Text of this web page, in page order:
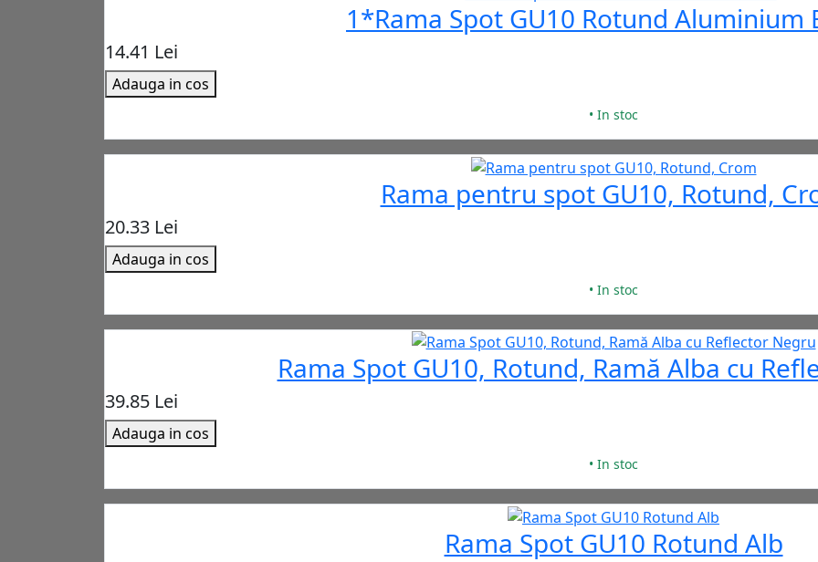
1*Rama Spot GU10 Rotund Aluminium
14.41 Lei
Adauga in cos
• In stoc
Rama pentru spot GU10, Rotund,
20.33 Lei
Adauga in cos
• In stoc
Rama Spot GU10, Rotund, Ramă Alba cu
39.85 Lei
Adauga in cos
• In stoc
Rama Spot GU10 Rotund Alb